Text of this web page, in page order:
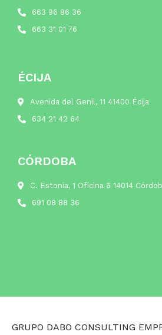
663 96 86 36
663 31 01 76
ÉCIJA
Avenida del Genil, 11 41400 Écija
634 21 42 64
CÓRDOBA
C. Estonia, 1 Oficina 6 14014
691 08 88 36
GRUPO DABO CONSULTING